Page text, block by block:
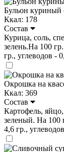
Бульон куриный
Ккал: 178
Состав
Курица, соль,
зелень.На 100
гр., углеводов -
Окрошка на
Ккал: 369
Состав
Картофель,
зеленый. На 100
4,6 гр.,